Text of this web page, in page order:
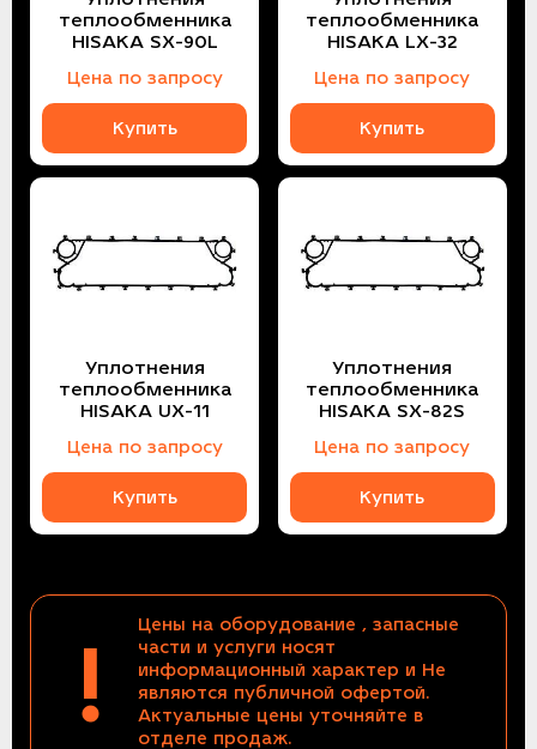
теплообменника
HISAKA SX-90L
Цена по запросу
Купить
теплообменника
HISAKA LX-32
Цена по запросу
Купить
Уплотнения
теплообменника
HISAKA UX-11
Цена по запросу
Купить
Уплотнения
теплообменника
HISAKA SX-82S
Цена по запросу
Купить
!
Цены на оборудование , запасные
части и услуги носят
информационный характер и Не
являются публичной офертой.
Актуальные цены уточняйте в
отделе продаж.